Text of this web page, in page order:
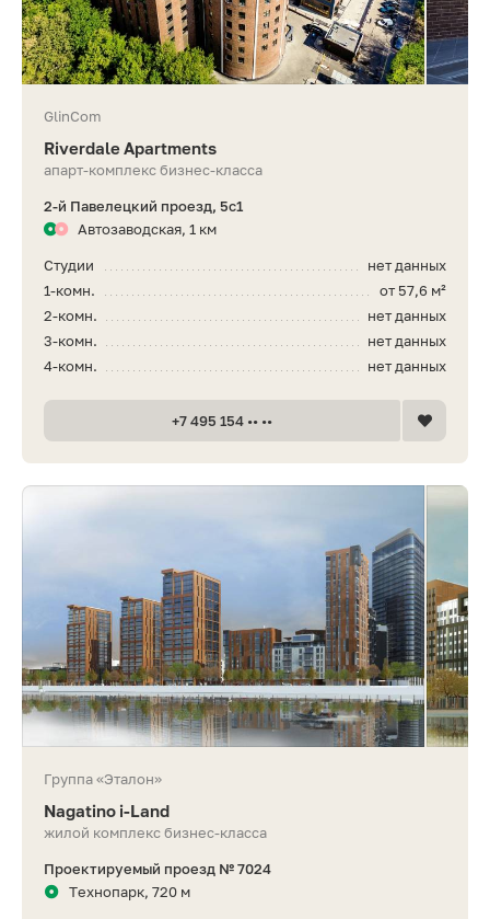
GlinCom
Riverdale Apartments
апарт-комплекс бизнес-класса
2-й Павелецкий проезд, 5с1
Автозаводская, 1 км
нет данных
Студии
от 57,6 м²
1-комн.
нет данных
2-комн.
нет данных
3-комн.
нет данных
4-комн.
+7 495 154 •• ••
Группа «Эталон»
Nagatino i-Land
жилой комплекс бизнес-класса
Проектируемый проезд № 7024
Технопарк, 720 м